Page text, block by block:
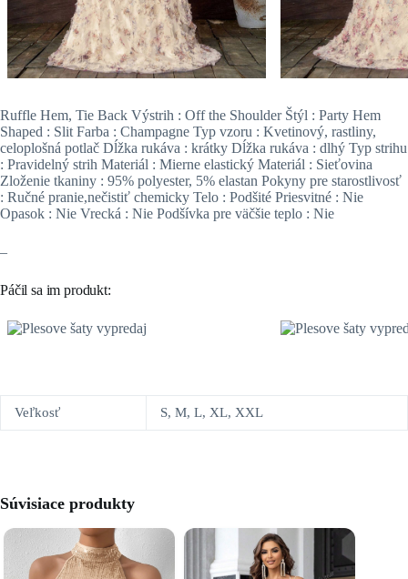
Ruffle Hem, Tie Back Výstrih : Off the Shoulder Štýl : Party Hem
Shaped : Slit Farba : Champagne Typ vzoru : Kvetinový, rastliny,
celoplošná potlač Dĺžka rukáva : krátky Dĺžka rukáva : dlhý Typ strihu
: Pravidelný strih Materiál : Mierne elastický Materiál : Sieťovina
Zloženie tkaniny : 95% polyester, 5% elastan Pokyny pre starostlivosť
: Ručné pranie,nečistiť chemicky Telo : Podšité Priesvitné : Nie
Opasok : Nie Vrecká : Nie Podšívka pre väčšie teplo : Nie
–
Páčil sa im produkt:
Veľkosť S, M, L, XL, XXL
Súvisiace produkty